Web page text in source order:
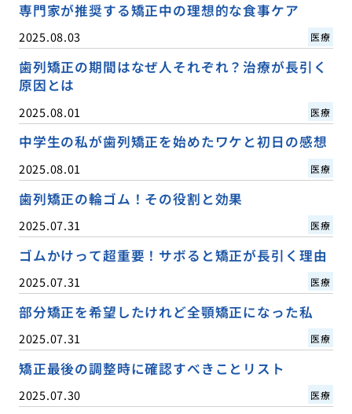
専門家が推奨する矯正中の理想的な食事ケア
2025.08.03 医療
歯列矯正の期間はなぜ人それぞれ？治療が長引く
原因とは
2025.08.01 医療
中学生の私が歯列矯正を始めたワケと初日の感想
2025.08.01 医療
歯列矯正の輪ゴム！その役割と効果
2025.07.31 医療
ゴムかけって超重要！サボると矯正が長引く理由
2025.07.31 医療
部分矯正を希望したけれど全顎矯正になった私
2025.07.31 医療
矯正最後の調整時に確認すべきことリスト
2025.07.30 医療